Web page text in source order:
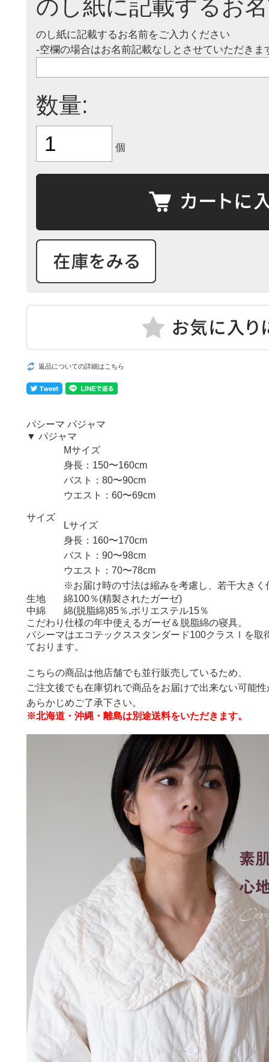
のし紙に記載するお
のし紙に記載するお名前をご入力ください
-空欄の場合はお名前記載なしとさせていただきま
数量:
個
返品についての詳細はこちら
パシーマ パジャマ
▼ パジャマ
サイズ
Mサイズ
身長：150〜160cm
バスト：80〜90cm
ウエスト：60〜69cm
Lサイズ
身長：160〜170cm
バスト：90〜98cm
ウエスト：70〜78cm
※お届け時の寸法は縮みを考慮し、若干大きく
生地
綿100％(精製されたガーゼ)
中綿
綿(脱脂綿)85％,ポリエステル15％
こだわり仕様の年中使えるガーゼ＆脱脂綿の寝具。
パシーマはエコテックススタンダード100クラスⅠを取
ております。
こちらの商品は他店舗でも並行販売しているため、
ご注文後でも在庫切れで商品をお届けで出来ない可能
あらかじめご了承下さい。
※北海道・沖縄・離島は別途送料をいただきます。